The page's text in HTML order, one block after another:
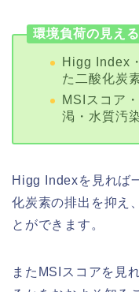
環境負荷の見え
Higg Index
た二酸化炭
MSIスコア
渇・水質汚
Higg Indexを見れば
化炭素の排出を抑え
とができます。
またMSIスコアを見